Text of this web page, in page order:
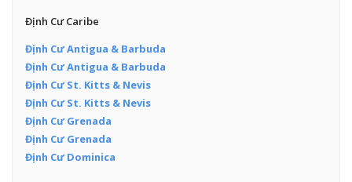
Định Cư Caribe
Định Cư Antigua & Barbuda
Định Cư Antigua & Barbuda
Định Cư St. Kitts & Nevis
Định Cư St. Kitts & Nevis
Định Cư Grenada
Định Cư Grenada
Định Cư Dominica